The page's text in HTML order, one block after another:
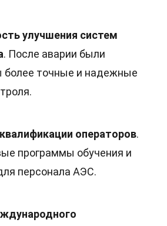
улучшения систем
. После аварии были
более точные и надежные
операторов.
программы обучения и
персонала АЭС.